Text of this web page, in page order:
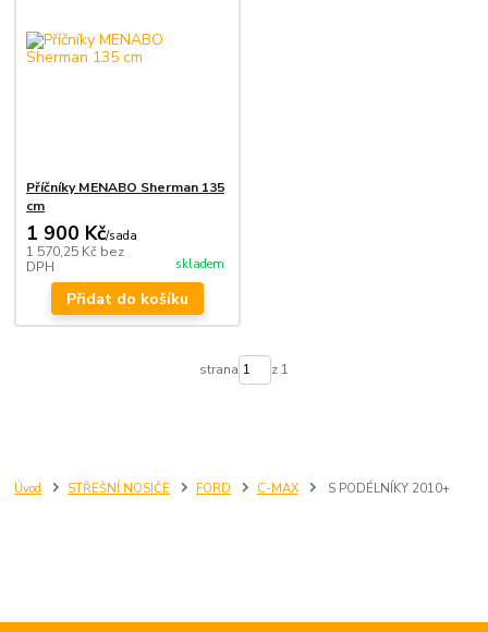
Úvod STŘEŠNÍ NOSIČE FORD C-MAX S PODÉLNÍKY 2010+
Příčníky MENABO Sherman 135
cm
1 900 Kč/sada
1 570,25 Kč bez
DPH
skladem
Přidat do košíku
strana z 1